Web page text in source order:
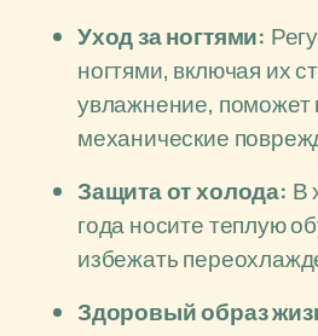
Уход за ногтями:
ногтями, включая их
увлажнение, поможет
механические
Защита от холода: В
года носите теплую
избежать
Здоровый образ